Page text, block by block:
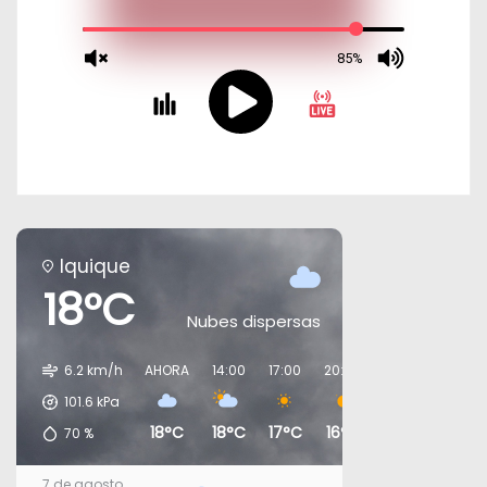
Iquique
18°C Nubes dispersas
6.2 km/h
101.6 kPa
70 %
AHORA
18°C
14:00
18°C
17:00
17°C
20:00
16°C